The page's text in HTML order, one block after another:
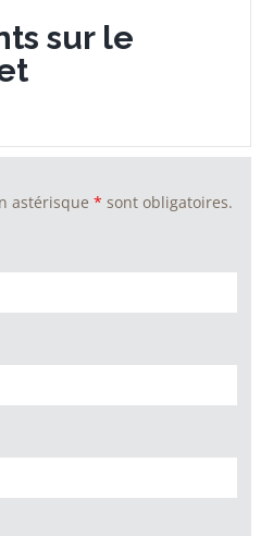
sur le
astérisque* sont obligatoires.